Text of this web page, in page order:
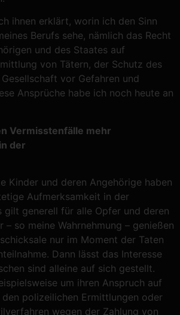
ihnen erklärt, worin ich den Sinn
Berufs sehe, nämlich das Recht
und des Staates auf
von Tätern, der Schutz des
vor Gefahren und
Ansprüche habe ich noch heute an
Vermisstenfälle mehr
der
Kinder und deren Angehörige haben
Aufmerksamkeit in der
gilt generell für alle Opfer und deren
– so meine Wahrnehmung – genießen
nur im Moment der Taten
Dann lässt das Interesse
sind alleine auf sich gestellt.
um ihren Anspruch auf
polizeilichen Ermittlungen oder
wegen der Zahlung von